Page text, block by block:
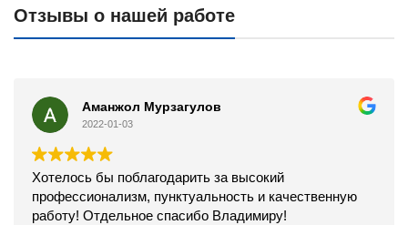
Отзывы о нашей работе
Аманжол Мурзагулов
2022-01-03
Хотелось бы поблагодарить за высокий
профессионализм, пунктуальность и качественную
работу! Отдельное спасибо Владимиру!